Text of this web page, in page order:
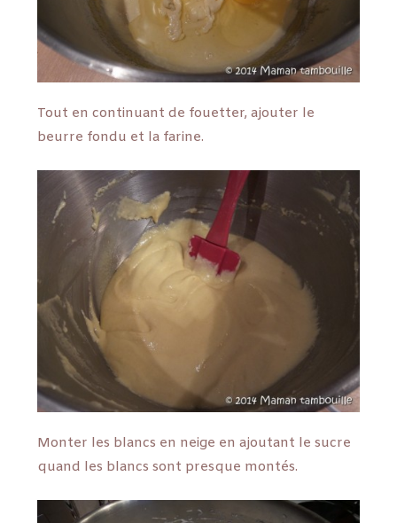
Tout en continuant de fouetter, ajouter le
beurre fondu et la farine.
Monter les blancs en neige en ajoutant le sucre
quand les blancs sont presque montés.